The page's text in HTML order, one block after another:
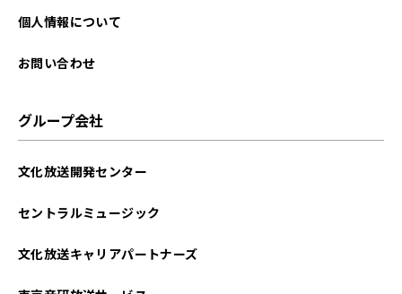
個人情報について
お問い合わせ
グループ会社
文化放送開発センター
セントラルミュージック
文化放送キャリアパートナーズ